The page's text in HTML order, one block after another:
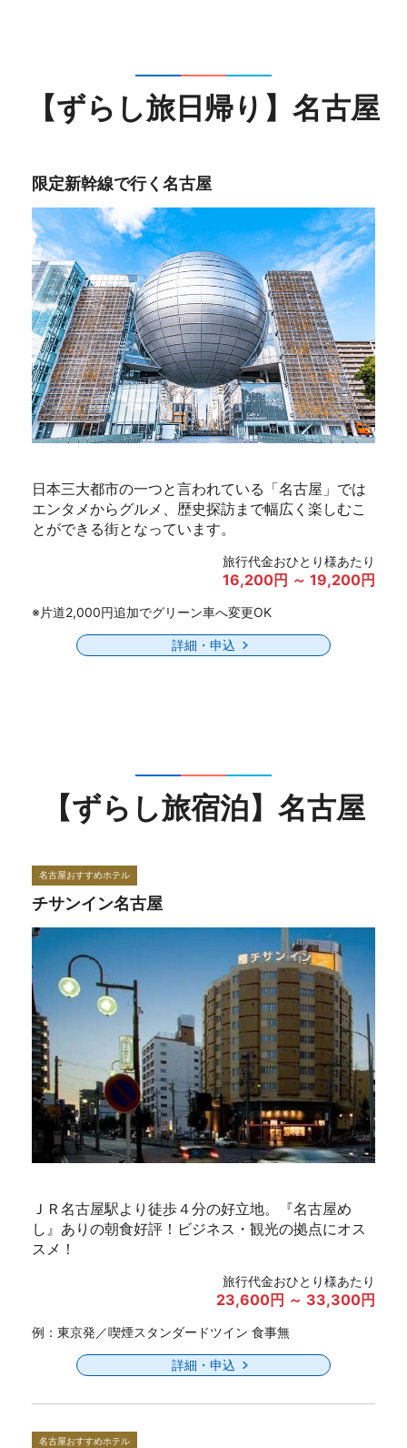
【ずらし旅日帰り】名古屋
限定新幹線で行く名古屋
日本三大都市の一つと言われている「名古屋」では
エンタメからグルメ、歴史探訪まで幅広く楽しむこ
とができる街となっています。
旅行代金おひとり様あたり
16,200円 ～ 19,200円
※片道2,000円追加でグリーン車へ変更OK
詳細・申込
【ずらし旅宿泊】名古屋
名古屋おすすめホテル
チサンイン名古屋
ＪＲ名古屋駅より徒歩４分の好立地。『名古屋め
し』ありの朝食好評！ビジネス・観光の拠点にオス
スメ！
旅行代金おひとり様あたり
23,600円 ～ 33,300円
例：東京発／喫煙スタンダードツイン 食事無
詳細・申込
名古屋おすすめホテル